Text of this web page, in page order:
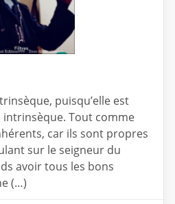
puisqu’elle est
intrinsèque. Tout comme
car ils sont propres
sur le seigneur du
avoir tous les bons
(…)